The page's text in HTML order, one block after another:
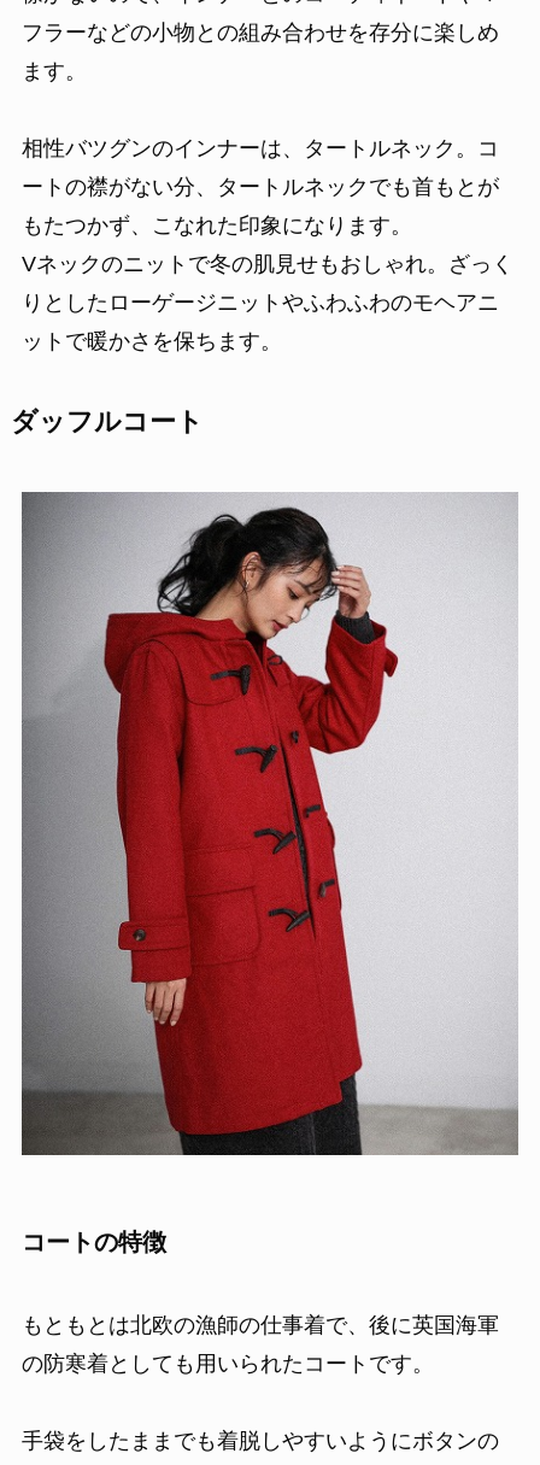
フラーなどの小物との組み合わせを存分に楽しめ
ます。
相性バツグンのインナーは、タートルネック。コ
ートの襟がない分、タートルネックでも首もとが
もたつかず、こなれた印象になります。
Vネックのニットで冬の肌見せもおしゃれ。ざっく
りとしたローゲージニットやふわふわのモヘアニ
ットで暖かさを保ちます。
ダッフルコート
コートの特徴
もともとは北欧の漁師の仕事着で、後に英国海軍
の防寒着としても用いられたコートです。
手袋をしたままでも着脱しやすいようにボタンの